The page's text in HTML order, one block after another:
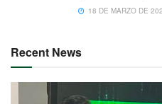
18 DE MARZO DE
Recent News